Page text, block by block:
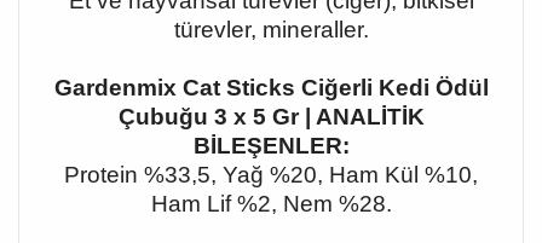
türevler, mineraller.
Gardenmix Cat Sticks Ciğerli Kedi Ödül
Çubuğu 3 x 5 Gr | ANALİTİK
BİLEŞENLER:
Protein %33,5, Yağ %20, Ham Kül %10,
Ham Lif %2, Nem %28.